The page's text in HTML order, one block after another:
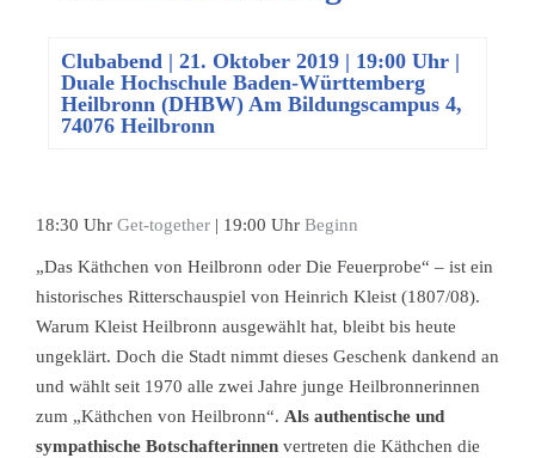
Clubabend | 21. Oktober 2019 | 19:00 Uhr |
Duale Hochschule Baden-Württemberg
Heilbronn (DHBW) Am Bildungscampus 4,
74076 Heilbronn
18:30 Uhr Get-together | 19:00 Uhr Beginn
„Das Käthchen von Heilbronn oder Die Feuerprobe“ – ist ein
historisches Ritterschauspiel von Heinrich Kleist (1807/08).
Warum Kleist Heilbronn ausgewählt hat, bleibt bis heute
ungeklärt. Doch die Stadt nimmt dieses Geschenk dankend an
und wählt seit 1970 alle zwei Jahre junge Heilbronnerinnen
zum „Käthchen von Heilbronn“. Als authentische und
sympathische Botschafterinnen vertreten die Käthchen die